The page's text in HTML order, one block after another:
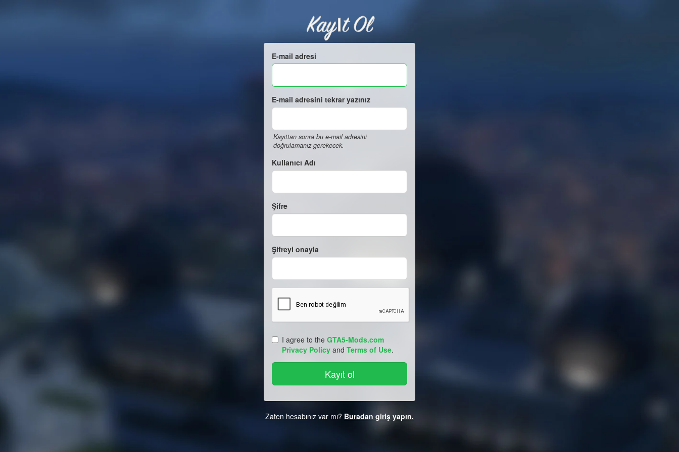
Kayıt Ol
E-mail adresi
E-mail adresini tekrar yazınız
Kayıttan sonra bu e-mail adresini
doğrulamanız gerekecek.
Kullanıcı Adı
Şifre
Şifreyi onayla
I agree to the GTA5-Mods.com
Privacy Policy and Terms of Use.
Zaten hesabınız var mı? Buradan giriş yapın.